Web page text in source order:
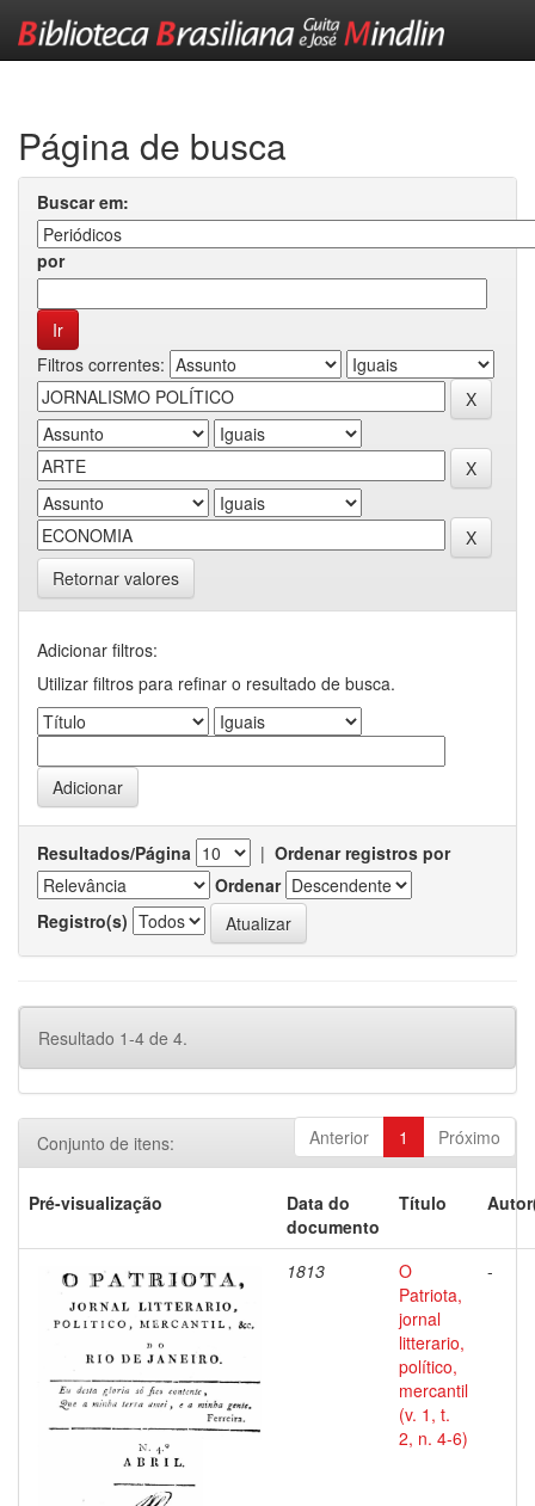
Página de busca
Buscar em:
por
Filtros correntes:
Retornar valores
Adicionar filtros:
Utilizar filtros para refinar o resultado de busca.
Resultados/Página | Ordenar registros por
Ordenar
Registro(s)
Resultado 1-4 de 4.
Anterior 1 Próximo
Conjunto de itens:
Pré-visualização
Data do
documento
Título
1813
O
Patriota,
jornal
litterario,
político,
mercantil
(v. 1, t.
2, n. 4-6)
-